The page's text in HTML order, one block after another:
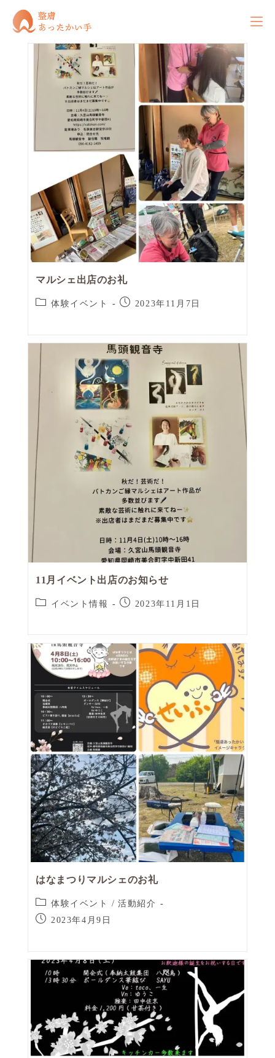
マルシェ出店のお礼
体験イベント 2023年11月7日
11月イベント出店のお知らせ
イベント情報 2023年11月1日
はなまつりマルシェのお礼
体験イベント / 活動紹介
2023年4月9日